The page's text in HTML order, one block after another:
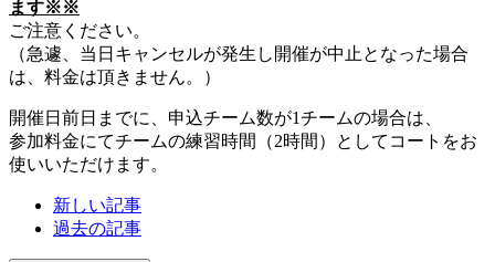
ます※※
ご注意ください。
（急遽、当日キャンセルが発生し開催が中止となった場合
は、料金は頂きません。）
開催日前日までに、申込チーム数が1チームの場合は、
参加料金にてチームの練習時間（2時間）としてコートをお
使いいただけます。
新しい記事
過去の記事